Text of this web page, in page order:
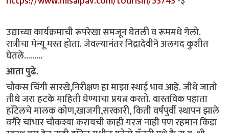
उद्याच्या कार्यक्रमाची रूपरेखा समजून घेतली व रूममधे गेलो.
रात्रीचा मेन्यू मस्त होता. जेवल्यानंतर निद्रादेवीने अलगद कुशीत
घेतले.........
आता पुढे.
चौकस चिंगी सारखे,निरीक्षण हा माझा स्थाई भाव आहे. जीथे जातो
तीथे जरा हटके माहिती घेण्याचा प्रयत्न करतो. वास्तविक पहाता
हाॅटेलचे मालक कोण,खाजगी,सरकारी, किती वर्षपुर्वी स्थापन झाले
वगैरे चांभार चौकश्या करायची काही गरज नाही पण रहमान किडा